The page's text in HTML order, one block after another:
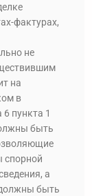
фактурах,
не
на
в
пункта 1
быть
спорной
а
быть